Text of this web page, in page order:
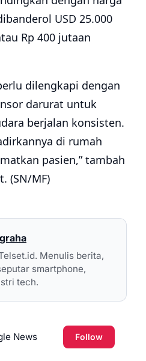
USD 25.000
Rp 400 jutaan
dilengkapi dengan
darurat untuk
berjalan konsisten.
di rumah
pasien,” tambah
(SN/MF)
Menulis berita,
smartphone,
tech.
News Follow